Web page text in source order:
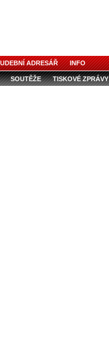
ADRESÁŘ INFO
SOUTĚŽE TISKOVÉ ZPRÁVY